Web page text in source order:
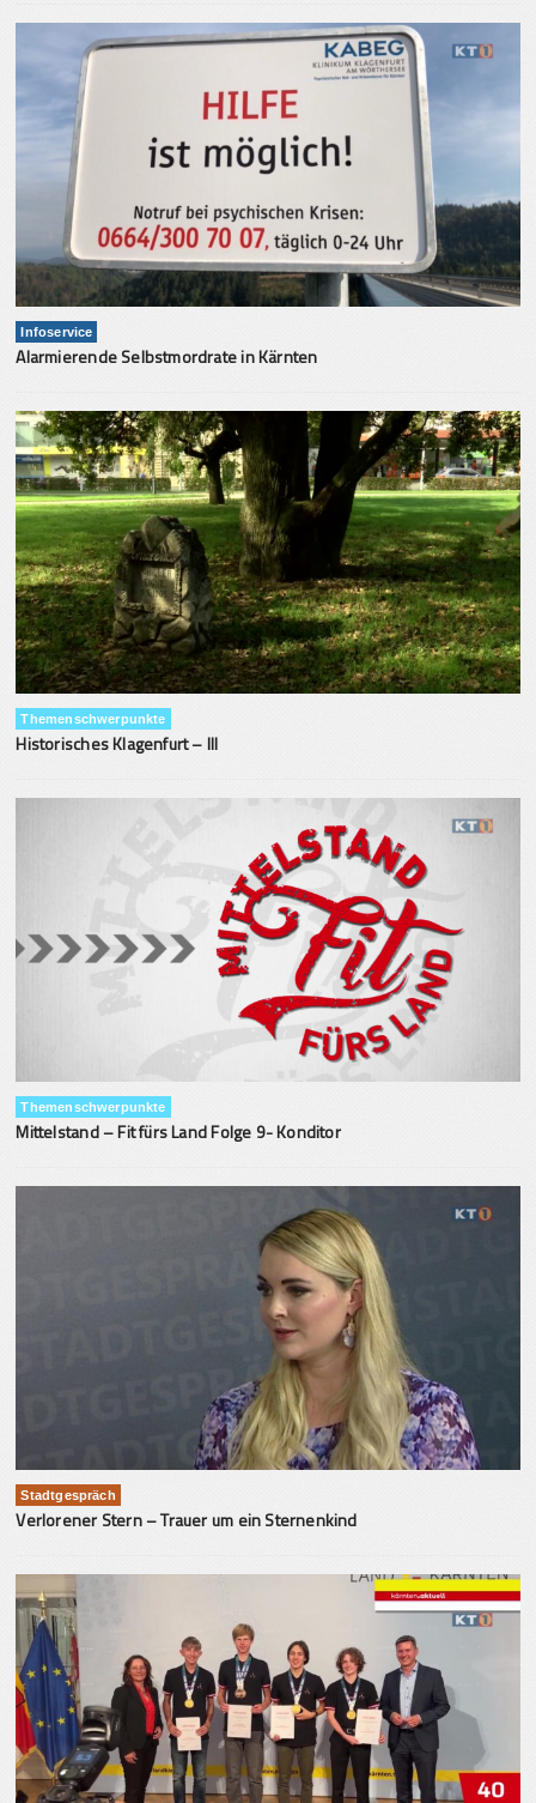
Infoservice
Alarmierende Selbstmordrate in Kärnten
Themenschwerpunkte
Historisches Klagenfurt – III
Themenschwerpunkte
Mittelstand – Fit fürs Land Folge 9- Konditor
Stadtgespräch
Verlorener Stern – Trauer um ein Sternenkind